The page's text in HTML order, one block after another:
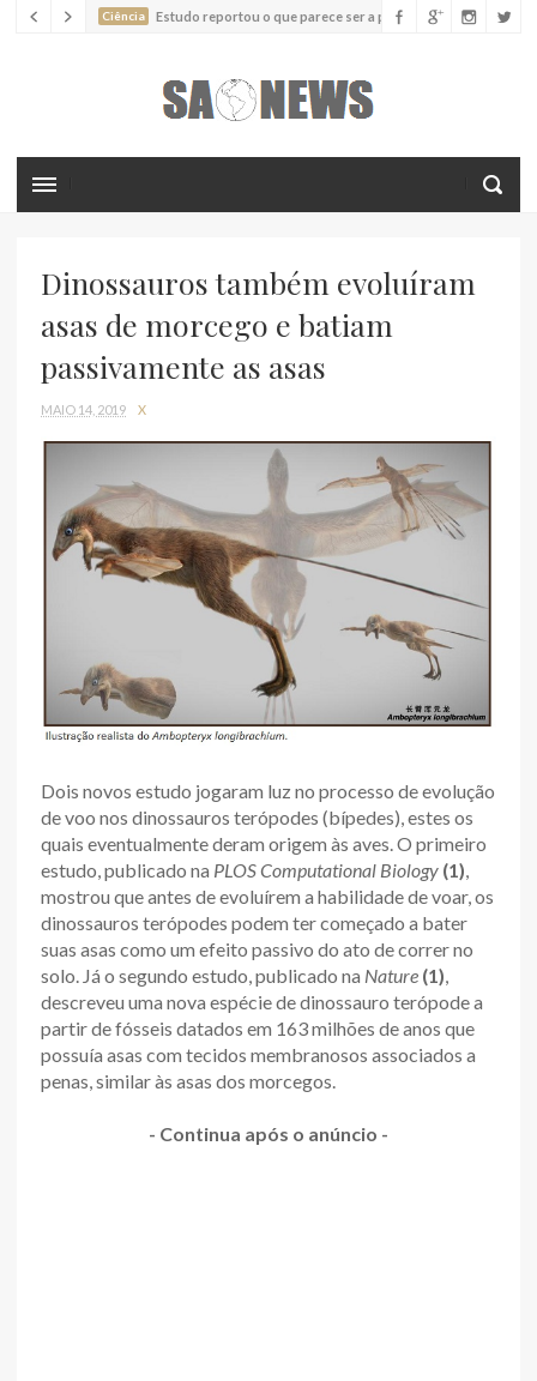
Ciência Estudo reportou o que parece ser a primeira "formiga
Nova espécie descrita de aranha usa uma sofisticada
armadilha de teia para capturar formigas
Dinossauros também evoluíram
asas de morcego e batiam
passivamente as asas
MAIO 14, 2019 X
Dois novos estudo jogaram luz no processo de evolução
de voo nos dinossauros terópodes (bípedes), estes os
quais eventualmente deram origem às aves. O primeiro
estudo, publicado na PLOS Computational Biology (1),
mostrou que antes de evoluírem a habilidade de voar, os
dinossauros terópodes podem ter começado a bater
suas asas como um efeito passivo do ato de correr no
solo. Já o segundo estudo, publicado na Nature (1),
descreveu uma nova espécie de dinossauro terópode a
partir de fósseis datados em 163 milhões de anos que
possuía asas com tecidos membranosos associados a
penas, similar às asas dos morcegos.
- Continua após o anúncio -